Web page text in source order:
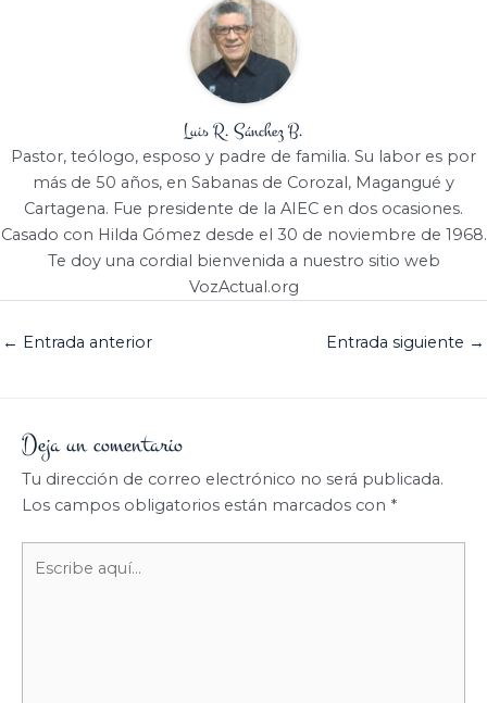
Luis R. Sánchez B.
Pastor, teólogo, esposo y padre de familia. Su labor es por
más de 50 años, en Sabanas de Corozal, Magangué y
Cartagena. Fue presidente de la AIEC en dos ocasiones.
Casado con Hilda Gómez desde el 30 de noviembre de 1968.
Te doy una cordial bienvenida a nuestro sitio web
VozActual.org
← Entrada anterior Entrada siguiente →
Deja un comentario
Tu dirección de correo electrónico no será publicada.
Los campos obligatorios están marcados con *
aquí...